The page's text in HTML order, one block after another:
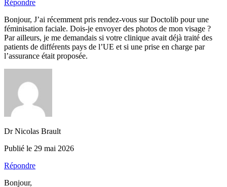
Répondre
Bonjour, J’ai récemment pris rendez-vous sur Doctolib pour une
féminisation faciale. Dois-je envoyer des photos de mon visage ?
Par ailleurs, je me demandais si votre clinique avait déjà traité des
patients de différents pays de l’UE et si une prise en charge par
l’assurance était proposée.
Dr Nicolas Brault
Publié le 29 mai 2026
Répondre
Bonjour,